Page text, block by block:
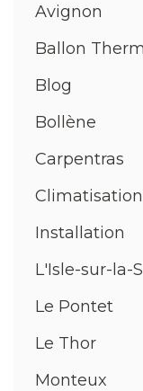
Avignon
Ballon
Blog
Bollène
Carpentras
Climatisation
Installation
L'Isle-sur-la-
Le Pontet
Le Thor
Monteux